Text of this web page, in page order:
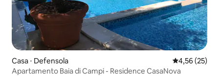
Casa ⋅ Defensola 4,56 de uma
4,56 (25)
Apartamento Baia di Campi - Residence CasaNova